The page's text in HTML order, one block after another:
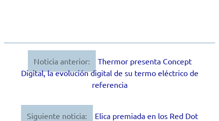
Navegación
Noticia anterior:
Thermor presenta Concept
Digital, la evolución digital de su termo eléctrico de
referencia
Siguiente noticia:
Elica premiada en los Red Dot